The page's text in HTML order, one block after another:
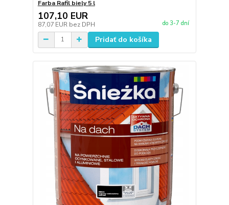
Farba Rafil biely 5 l
107,10 EUR
87,07 EUR bez DPH do 3-7 dní
Pridať do košíka